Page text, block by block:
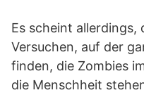
Es scheint allerdings,
Versuchen, auf der
finden, die Zombies
die Menschheit